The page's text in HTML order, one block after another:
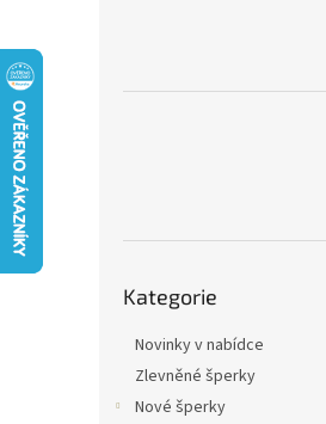
kategorie
Kategorie
Novinky v nabídce
Zlevněné šperky
Nové šperky